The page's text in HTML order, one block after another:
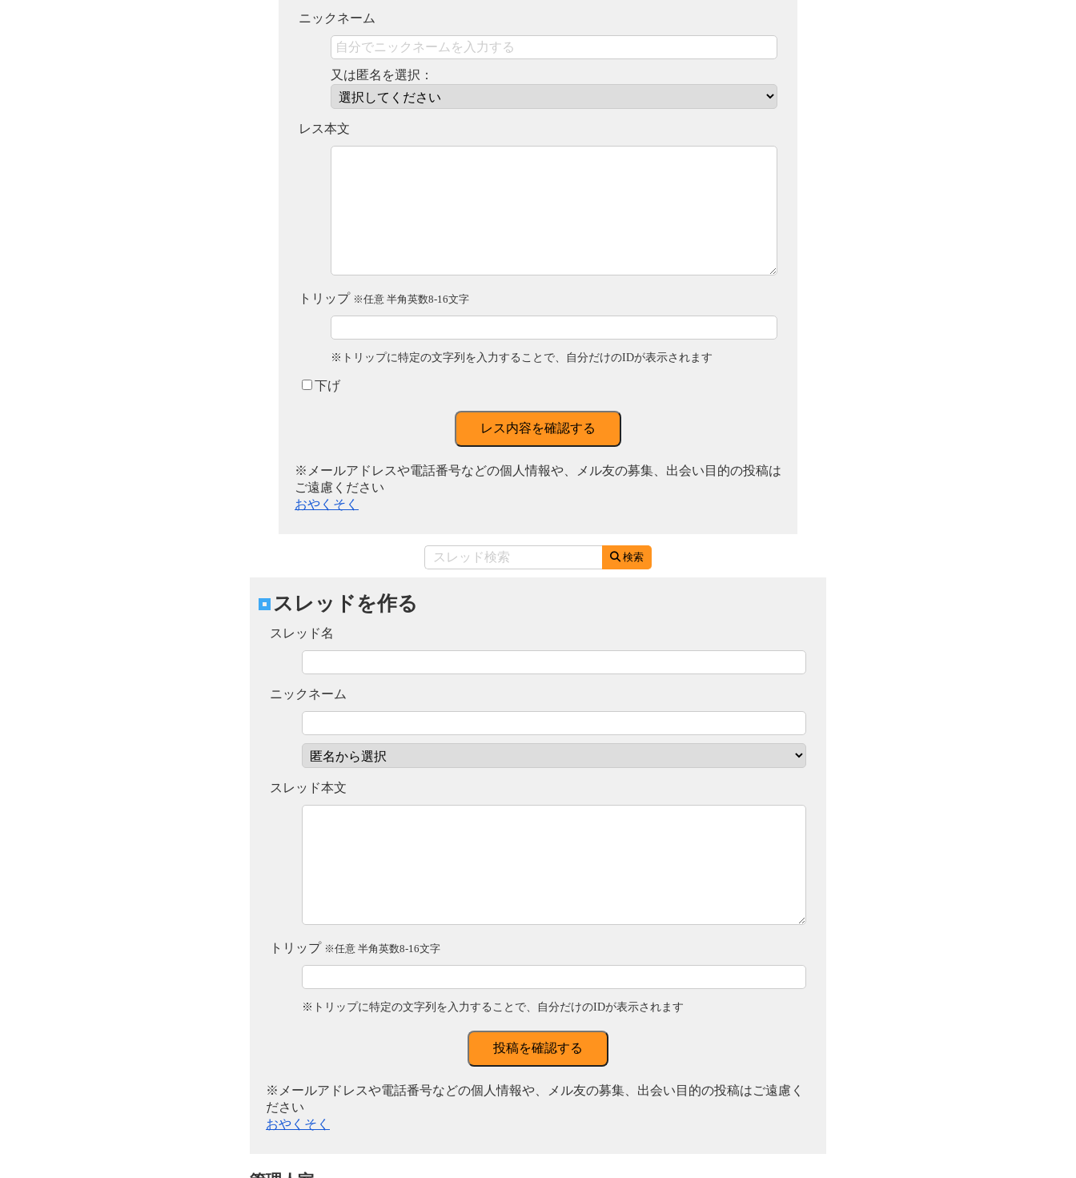
ニックネーム
又は匿名を選択：
レス本文
トリップ ※任意 半角英数8-16文字
※トリップに特定の文字列を入力することで、自分だけのIDが表示されます
下げ
レス内容を確認する
※メールアドレスや電話番号などの個人情報や、メル友の募集、出会い目的の投稿は
ご遠慮ください
おやくそく
検索
スレッドを作る
スレッド名
ニックネーム
スレッド本文
トリップ ※任意 半角英数8-16文字
※トリップに特定の文字列を入力することで、自分だけのIDが表示されます
投稿を確認する
※メールアドレスや電話番号などの個人情報や、メル友の募集、出会い目的の投稿はご遠慮く
ださい
おやくそく